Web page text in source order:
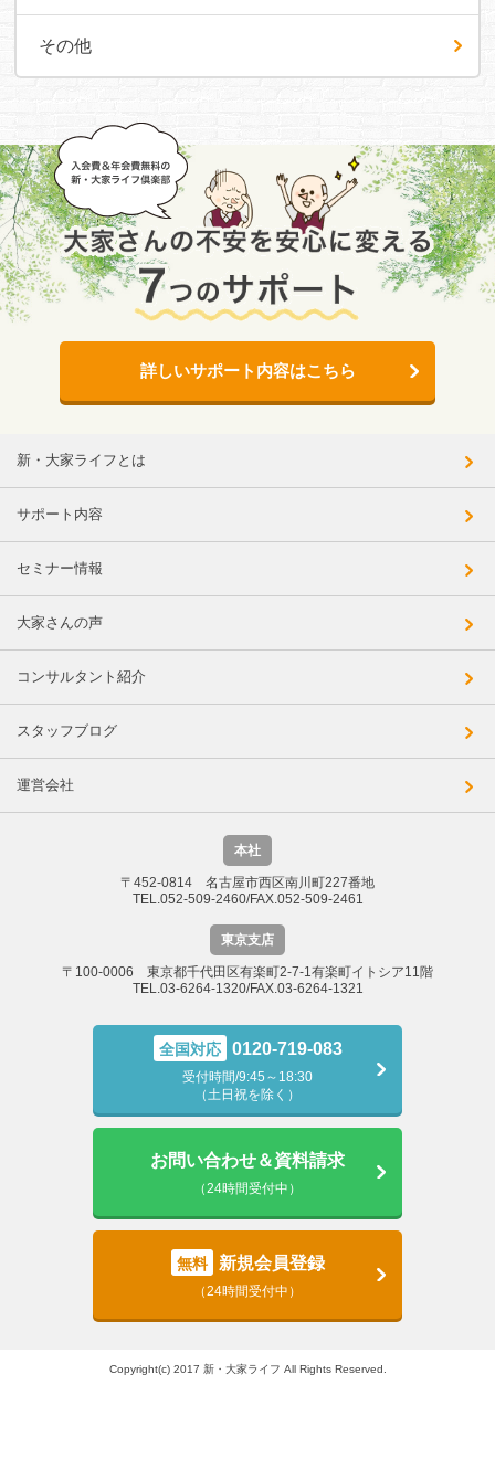
その他
詳しいサポート内容はこちら
新・大家ライフとは
サポート内容
セミナー情報
大家さんの声
コンサルタント紹介
スタッフブログ
運営会社
本社
〒452-0814 名古屋市西区南川町227番地
TEL.052-509-2460/FAX.052-509-2461
東京支店
〒100-0006 東京都千代田区有楽町2-7-1有楽町イトシア11階
TEL.03-6264-1320/FAX.03-6264-1321
全国対応 0120-719-083
受付時間/9:45～18:30
（土日祝を除く）
お問い合わせ＆資料請求
（24時間受付中）
無料 新規会員登録
（24時間受付中）
Copyright(c) 2017 新・大家ライフ All Rights Reserved.